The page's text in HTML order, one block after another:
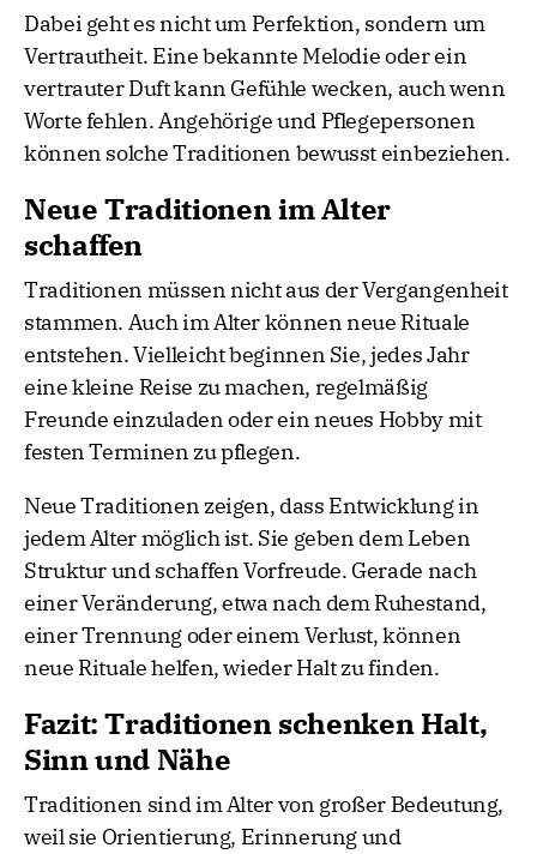
Dabei geht es nicht um Perfektion, sondern um
Vertrautheit. Eine bekannte Melodie oder ein
vertrauter Duft kann Gefühle wecken, auch wenn
Worte fehlen. Angehörige und Pflegepersonen
können solche Traditionen bewusst einbeziehen.
Neue Traditionen im Alter
schaffen
Traditionen müssen nicht aus der Vergangenheit
stammen. Auch im Alter können neue Rituale
entstehen. Vielleicht beginnen Sie, jedes Jahr
eine kleine Reise zu machen, regelmäßig
Freunde einzuladen oder ein neues Hobby mit
festen Terminen zu pflegen.
Neue Traditionen zeigen, dass Entwicklung in
jedem Alter möglich ist. Sie geben dem Leben
Struktur und schaffen Vorfreude. Gerade nach
einer Veränderung, etwa nach dem Ruhestand,
einer Trennung oder einem Verlust, können
neue Rituale helfen, wieder Halt zu finden.
Fazit: Traditionen schenken Halt,
Sinn und Nähe
Traditionen sind im Alter von großer Bedeutung,
weil sie Orientierung, Erinnerung und